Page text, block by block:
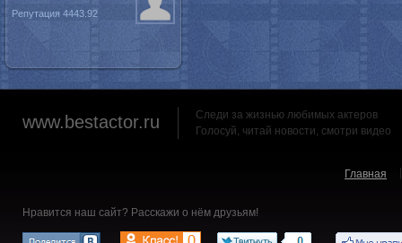
Репутация 4443.92
www.bestactor.ru
Следи за жизнью любимых актеров
Голосуй, читай новости, смотри видео
Главная
Нравится наш сайт? Расскажи о нём друзьям!